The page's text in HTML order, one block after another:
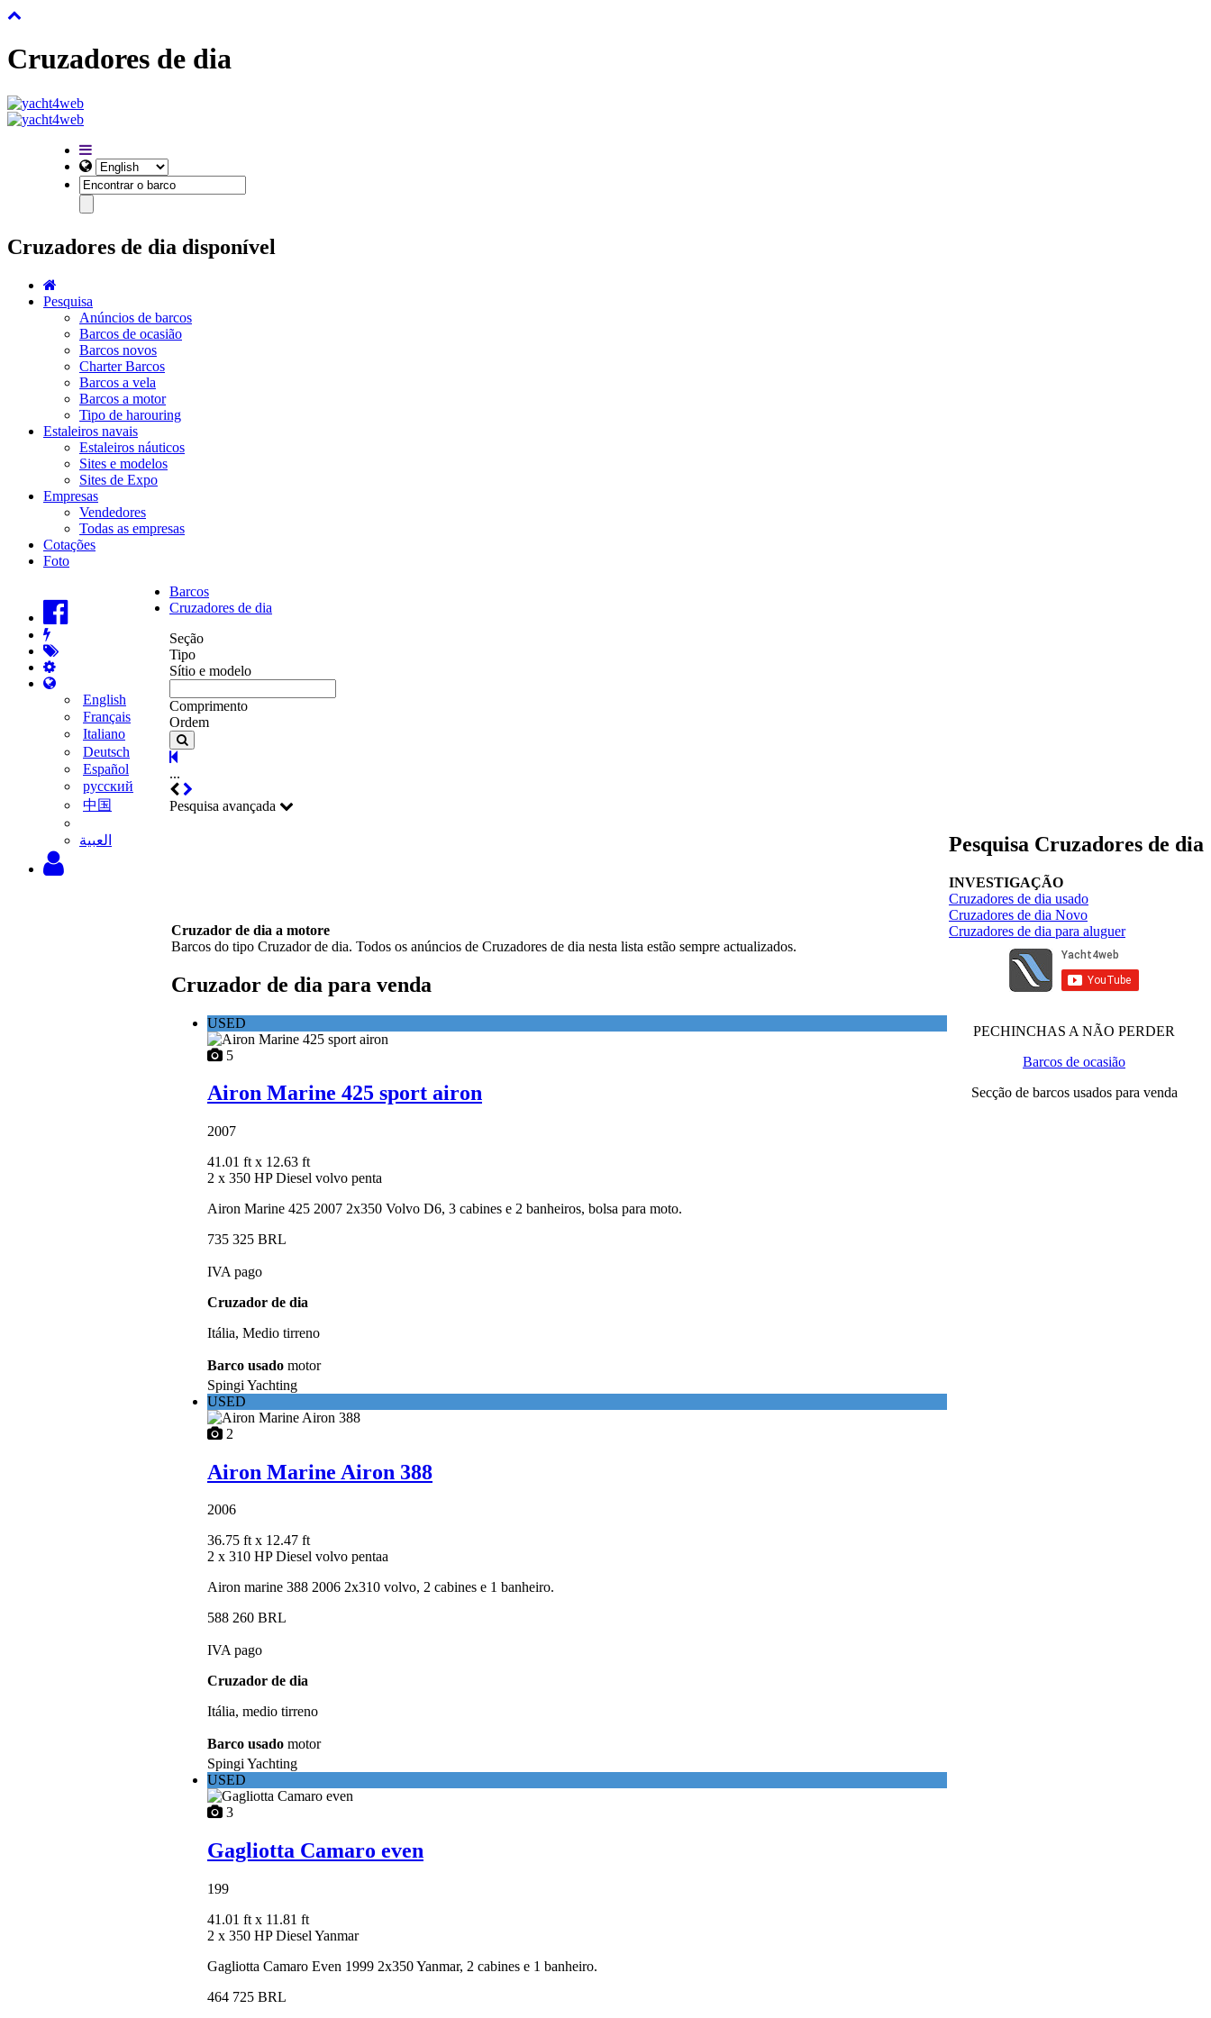
Cruzadores de dia
Cruzadores de dia disponível
Pesquisa
Anúncios de barcos
Barcos de ocasião
Barcos novos
Charter Barcos
Barcos a vela
Barcos a motor
Tipo de harouring
Estaleiros navais
Estaleiros náuticos
Sites e modelos
Sites de Expo
Empresas
Vendedores
Todas as empresas
Cotações
Foto
English
Français
Italiano
Deutsch
Español
русский
中国
‫العبية
Barcos
Cruzadores de dia
Seção
Tipo
Sítio e modelo
Comprimento
Ordem
...
Pesquisa avançada
Cruzador de dia a motore
Barcos do tipo Cruzador de dia. Todos os anúncios de Cruzadores de dia nesta lista estão sempre actualizados.
Cruzador de dia para venda
USED
5
Airon Marine 425 sport airon
2007
41.01 ft x 12.63 ft
2 x 350 HP Diesel volvo penta
Airon Marine 425 2007 2x350 Volvo D6, 3 cabines e 2 banheiros, bolsa para moto.
735 325 BRL
IVA pago
Cruzador de dia
Itália, Medio tirreno
Barco usado motor
Spingi Yachting
USED
2
Airon Marine Airon 388
2006
36.75 ft x 12.47 ft
2 x 310 HP Diesel volvo pentaa
Airon marine 388 2006 2x310 volvo, 2 cabines e 1 banheiro.
588 260 BRL
IVA pago
Cruzador de dia
Itália, medio tirreno
Barco usado motor
Spingi Yachting
USED
3
Gagliotta Camaro even
199
41.01 ft x 11.81 ft
2 x 350 HP Diesel Yanmar
Gagliotta Camaro Even 1999 2x350 Yanmar, 2 cabines e 1 banheiro.
464 725 BRL
Pesquisa Cruzadores de dia
INVESTIGAÇÃO
Cruzadores de dia usado
Cruzadores de dia Novo
Cruzadores de dia para aluguer
PECHINCHAS A NÃO PERDER
Barcos de ocasião
Secção de barcos usados para venda